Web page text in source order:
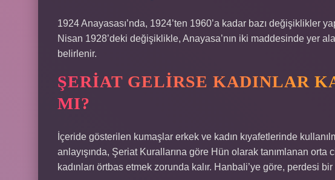
1924 Anayasası’nda, 1924’ten 1960’a kadar bazı değişiklikler
Nisan 1928’deki değişiklikle, Anayasa’nın iki maddesinde yer
belirlenir.
ŞERIAT GELIRSE KADINLAR
MI?
İçeride gösterilen kumaşlar erkek ve kadın kıyafetlerinde
anlayışında, Şeriat Kurallarına göre Hün olarak tanımlanan
kadınları örtbas etmek zorunda kalır. Hanbali’ye göre, perdesi